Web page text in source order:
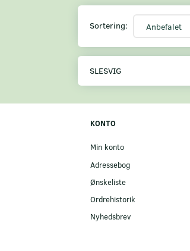
Sortering:
SLESVIG
KONTO
Min konto
Adressebog
Ønskeliste
Ordrehistorik
Nyhedsbrev